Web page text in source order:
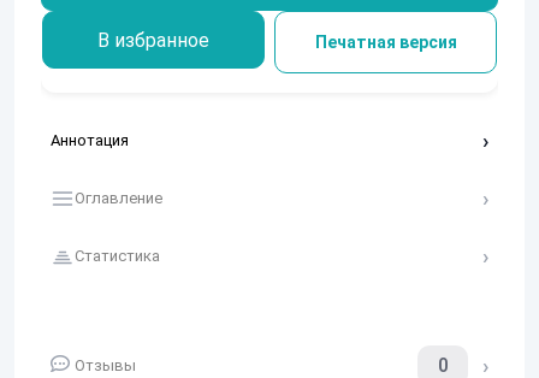
живого человека, мучительно ищущего истину на
пороге вечности.
В избранное Печатная версия
Аннотация
Оглавление
Статистика
Отзывы 0